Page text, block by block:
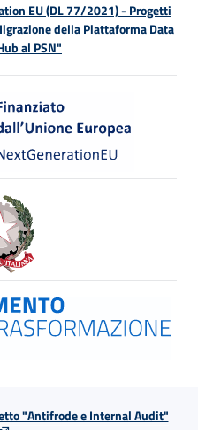
EU (DL 77/2021) - Progetti
della Piattaforma Data
al PSN"
"Antifrode e Internal Audit"